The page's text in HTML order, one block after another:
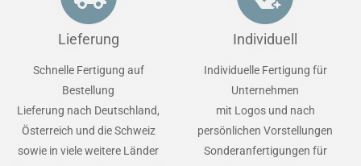
Lieferung
Schnelle Fertigung auf
Bestellung
Lieferung nach Deutschland,
Österreich und die Schweiz
sowie in viele weitere Länder
Individuell
Individuelle Fertigung für
Unternehmen
mit Logos und nach
persönlichen Vorstellungen
Sonderanfertigungen für